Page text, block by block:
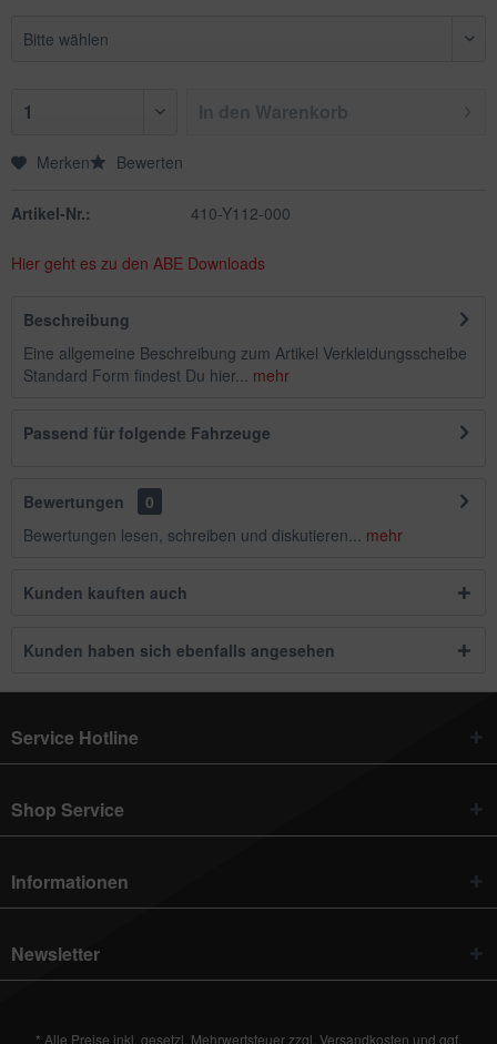
Merken Bewerten
Artikel-Nr.: 410-Y112-000
Hier geht es zu den ABE Downloads
Beschreibung
Eine allgemeine Beschreibung zum Artikel Verkleidungsscheibe
Standard Form findest Du hier... mehr
Passend für folgende Fahrzeuge
Bewertungen
0
Bewertungen lesen, schreiben und diskutieren... mehr
Kunden kauften auch
Kunden haben sich ebenfalls angesehen
Service Hotline
Shop Service
Informationen
Newsletter
* Alle Preise inkl. gesetzl. Mehrwertsteuer zzgl. Versandkosten und ggf.